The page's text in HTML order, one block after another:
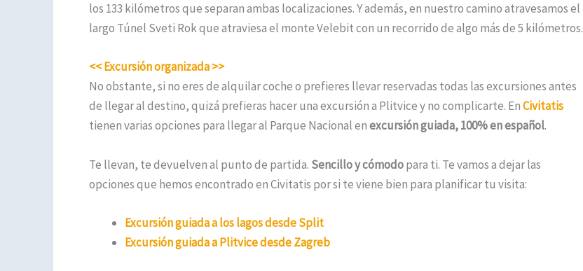
los 133 kilómetros que separan ambas localizaciones. Y además, en nuestro camino atravesamos el
largo Túnel Sveti Rok que atraviesa el monte Velebit con un recorrido de algo más de 5 kilómetros.
<< Excursión organizada >>
No obstante, si no eres de alquilar coche o prefieres llevar reservadas todas las excursiones antes
de llegar al destino, quizá prefieras hacer una excursión a Plitvice y no complicarte. EnCivitatis
tienen varias opciones para llegar al Parque Nacional enexcursión guiada, 100% en español.
Te llevan, te devuelven al punto de partida. Sencillo y cómodopara ti. Te vamos a dejar las
opciones que hemos encontrado en Civitatis por si te viene bien para planificar tu visita:
Excursión guiada a los lagos desde Split
Excursión guiada a Plitvice desde Zagreb